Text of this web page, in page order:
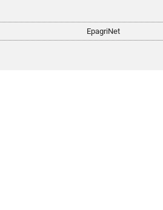
EpagriNet